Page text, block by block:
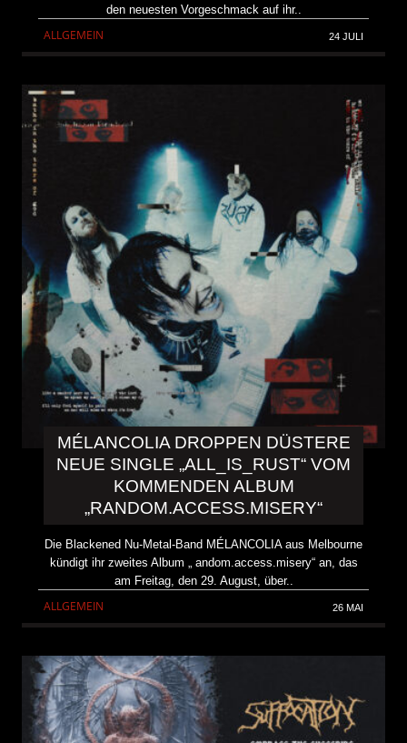
den neuesten Vorgeschmack auf ihr..
ALLGEMEIN 24 JULI
MÉLANCOLIA DROPPEN DÜSTERE
NEUE SINGLE „ALL_IS_RUST“ VOM
KOMMENDEN ALBUM
„RANDOM.ACCESS.MISERY“
Die Blackened Nu-Metal-Band MÉLANCOLIA aus Melbourne
kündigt ihr zweites Album „ andom.access.misery“ an, das
am Freitag, den 29. August, über..
ALLGEMEIN 26 MAI